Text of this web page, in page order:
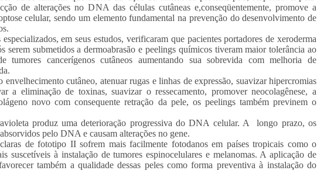
de alterações no DNA das células cutâneas e,conseqüentemente, promove a
celular, sendo um elemento fundamental na prevenção do desenvolvimento de
em seus estudos, verificaram que pacientes portadores de xeroderma
serem submetidos a dermoabrasão e peelings químicos tiveram maior tolerância ao
tumores cancerígenos cutâneos aumentando sua sobrevida com melhoria de
envelhecimento cutâneo, atenuar rugas e linhas de expressão, suavizar hipercromias
a eliminação de toxinas, suavizar o ressecamento, promover neocolagênese, a
novo com consequente retração da pele, os peelings também previnem o
produz uma deterioração progressiva do DNA celular. A longo prazo, os
pelo DNA e causam alterações no gene.
de fototipo II sofrem mais facilmente fotodanos em países tropicais como o
suscetíveis à instalação de tumores espinocelulares e melanomas. A aplicação de
também a qualidade dessas peles como forma preventiva à instalação do